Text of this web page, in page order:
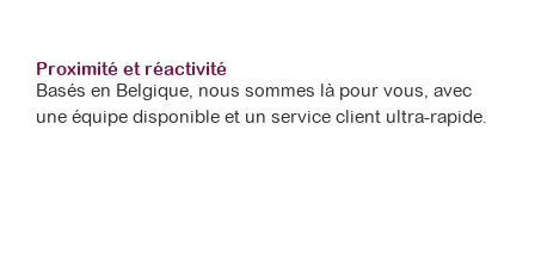
Proximité et réactivité
Basés en Belgique, nous sommes là pour vous, avec
une équipe disponible et un service client ultra-rapide.